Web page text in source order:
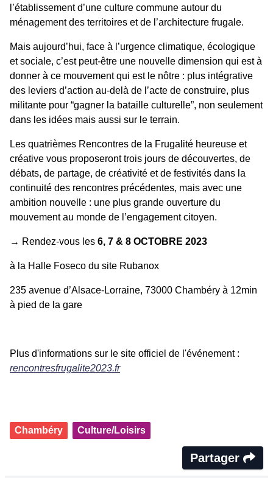
l’établissement d’une culture commune autour du
ménagement des territoires et de l’architecture frugale.
Mais aujourd’hui, face à l’urgence climatique, écologique
et sociale, c’est peut-être une nouvelle dimension qui est à
donner à ce mouvement qui est le nôtre : plus intégrative
des leviers d’action au-delà de l’acte de construire, plus
militante pour “gagner la bataille culturelle”, non seulement
dans les idées mais aussi sur le terrain.
Les quatrièmes Rencontres de la Frugalité heureuse et
créative vous proposeront trois jours de découvertes, de
débats, de partage, de créativité et de festivités dans la
continuité des rencontres précédentes, mais avec une
ambition nouvelle : une plus grande ouverture du
mouvement au monde de l’engagement citoyen.
→ Rendez-vous les 6, 7 & 8 OCTOBRE 2023
à la Halle Foseco du site Rubanox
235 avenue d’Alsace-Lorraine, 73000 Chambéry à 12min
à pied de la gare
Plus d'informations sur le site officiel de l'événement :
rencontresfrugalite2023.fr
Chambéry Culture/Loisirs
Partager